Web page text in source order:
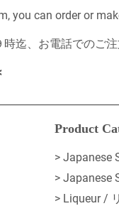
you can order or
迄、お電話でのご
Product
> Japanese
> Japanese
> Liqueur /